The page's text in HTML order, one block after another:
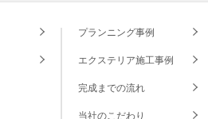
プランニング事例
エクステリア施工事例
完成までの流れ
当社のこだわり